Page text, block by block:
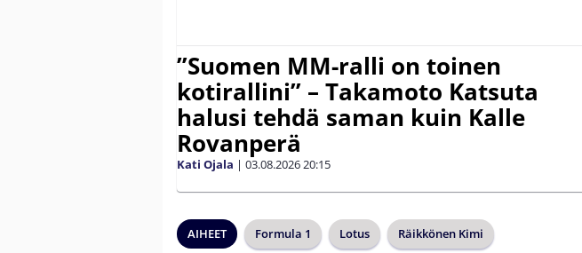
”Suomen MM-ralli on toinen
kotirallini” – Takamoto Katsuta
halusi tehdä saman kuin Kalle
Rovanperä
Kati Ojala | 03.08.202620:15
AIHEET Formula 1 Lotus Räikkönen Kimi